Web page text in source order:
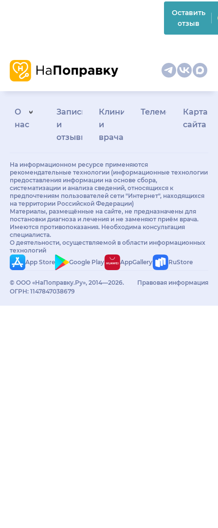
Оставить
отзыв
О
нас
Запись
и
отзывы
Клиникам
и
врачам
Телемедицина
Карта
сайта
На информационном ресурсе применяются
рекомендательные технологии (информационные технологии
предоставления информации на основе сбора,
систематизации и анализа сведений, относящихся к
предпочтениям пользователей сети "Интернет", находящихся
на территории Российской Федерации)
Материалы, размещённые на сайте, не предназначены для
постановки диагноза и лечения и не заменяют приём врача.
Имеются противопоказания. Необходима консультация
специалиста.
О деятельности, осуществляемой в области информационных
технологий
App Store
Google Play AppGallery RuStore
© ООО «НаПоправку.Ру», 2014—2026.
ОГРН: 1147847038679
Правовая информация